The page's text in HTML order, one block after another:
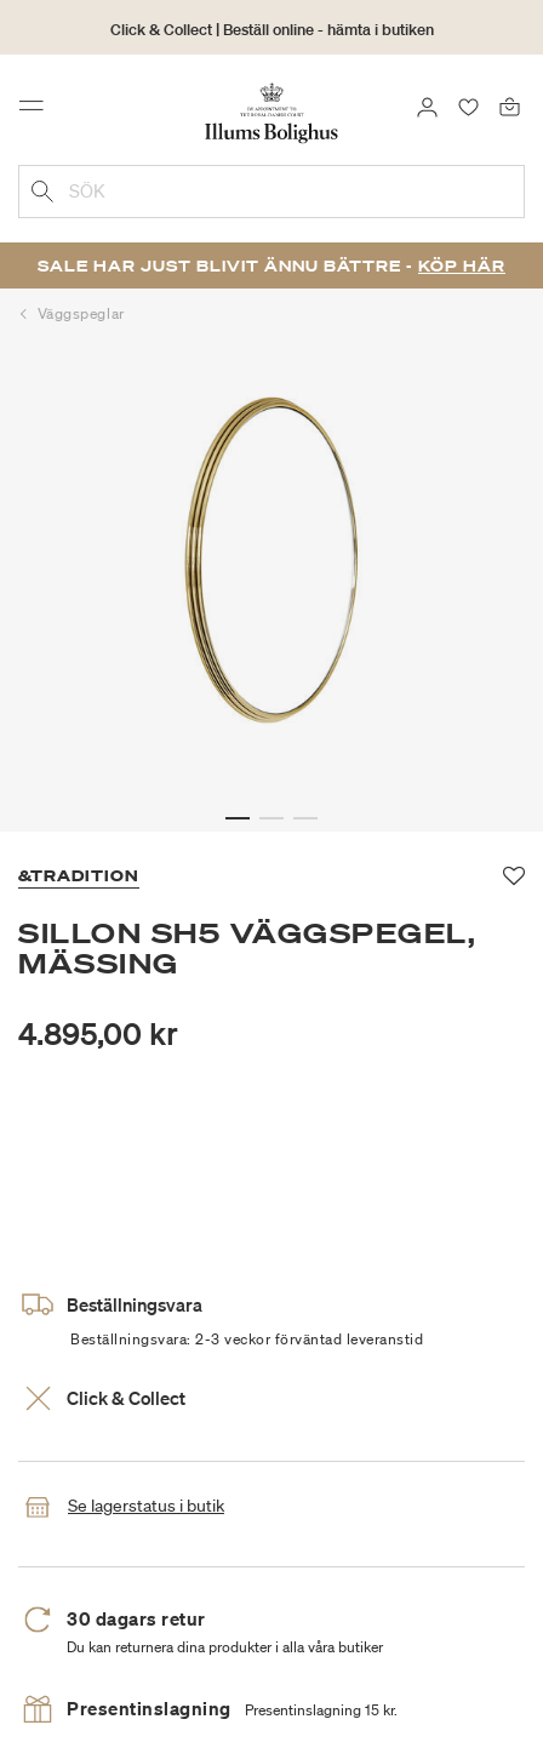
Click & Collect | Beställ online - hämta i butiken
30 dagars returrätt
Menu LOGGA IN
SÖK
SALE HAR JUST BLIVIT ÄNNU BÄTTRE - KÖP HÄR
Väggspeglar
&TRADITION
SILLON SH5 VÄGGSPEGEL,
MÄSSING
4.895,00 kr
Beställningsvara
Beställningsvara: 2-3 veckor förväntad leveranstid
Click & Collect
Se lagerstatus i butik
30 dagars retur
Du kan returnera dina produkter i alla våra butiker
Presentinslagning Presentinslagning 15 kr.